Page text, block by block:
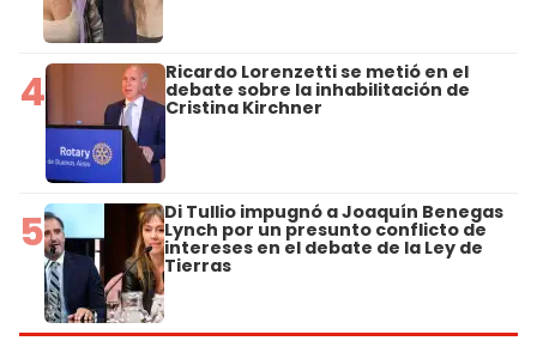
4 Ricardo Lorenzetti se metió en el
debate sobre la inhabilitación de
Cristina Kirchner
5 Di Tullio impugnó a Joaquín Benegas
Lynch por un presunto conflicto de
intereses en el debate de la Ley de
Tierras